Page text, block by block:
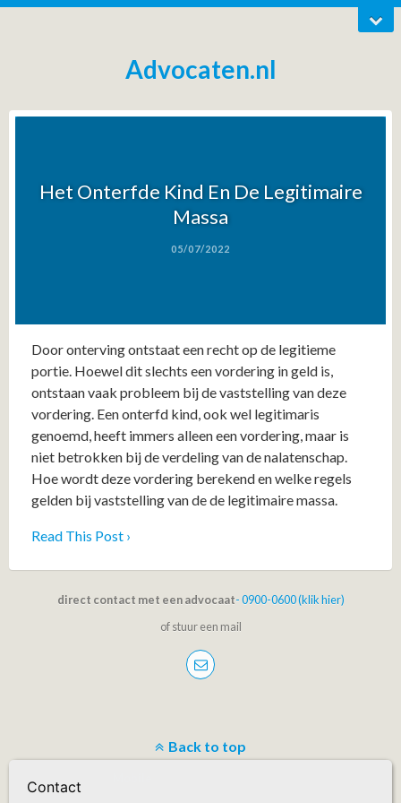
Advocaten.nl
Het Onterfde Kind En De Legitimaire
Massa
05/07/2022
Door onterving ontstaat een recht op de legitieme
portie. Hoewel dit slechts een vordering in geld is,
ontstaan vaak probleem bij de vaststelling van deze
vordering. Een onterfd kind, ook wel legitimaris
genoemd, heeft immers alleen een vordering, maar is
niet betrokken bij de verdeling van de nalatenschap.
Hoe wordt deze vordering berekend en welke regels
gelden bij vaststelling van de de legitimaire massa.
Read This Post ›
direct contact met een advocaat- 0900-0600 (klik hier)
of stuur een mail
Back to top
Contact